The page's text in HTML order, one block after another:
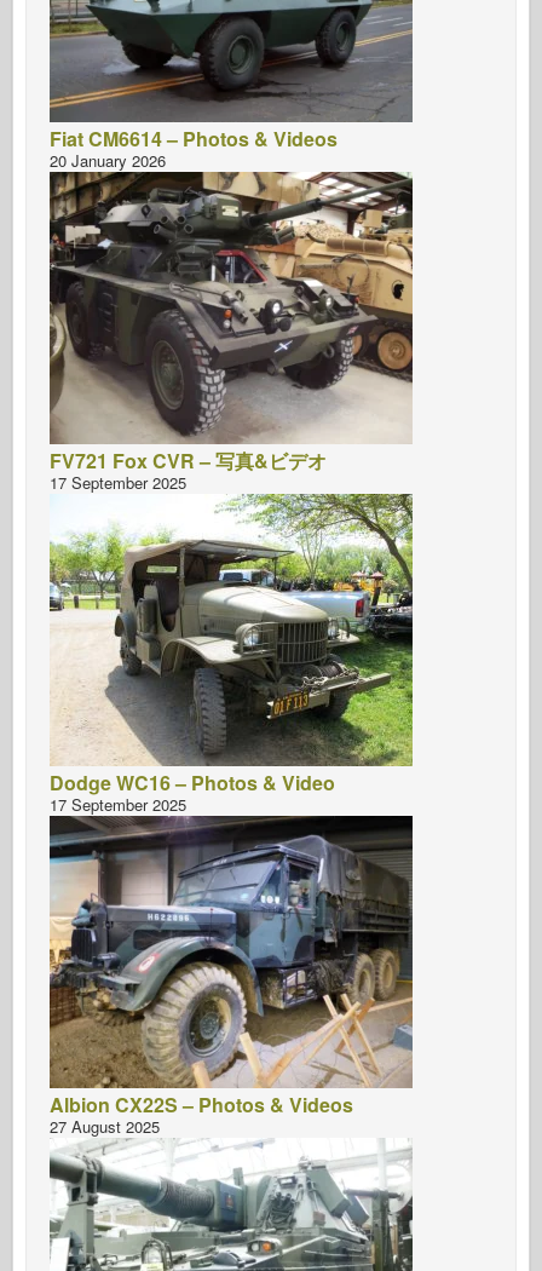
Fiat CM6614 – Photos & Videos
20 January 2026
FV721 Fox CVR – 写真&ビデオ
17 September 2025
Dodge WC16 – Photos & Video
17 September 2025
Albion CX22S – Photos & Videos
27 August 2025